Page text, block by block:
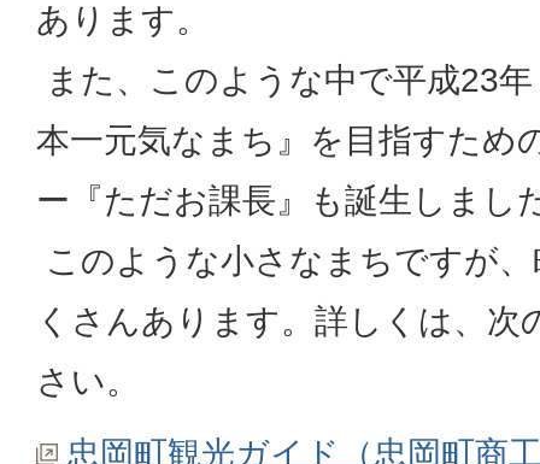
あります。
また、このような中で平成23
本一元気なまち』を目指すため
ー『ただお課長』も誕生しまし
このような小さなまちですが
くさんあります。詳しくは、次
さい。
忠岡町観光ガイド（忠岡町商